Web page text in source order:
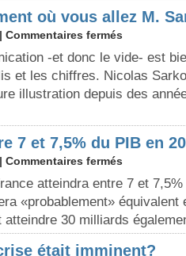
où vous allez M.
Commentaires fermés
-et donc le vide- est
et les chiffres. Nicolas
illustration depuis des
7 et 7,5% du PIB en
Commentaires fermés
atteindra entre 7 et
«probablement» équivalent
atteindre 30 milliards
était imminent?